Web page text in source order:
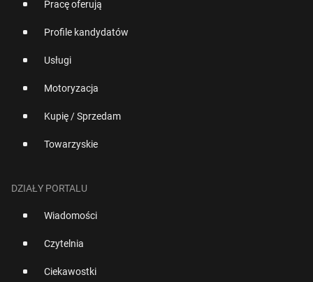
Pracę oferują
Profile kandydatów
Usługi
Motoryzacja
Kupię / Sprzedam
Towarzyskie
DZIAŁY PORTALU
Wiadomości
Czytelnia
Ciekawostki